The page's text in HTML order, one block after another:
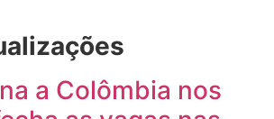
a Colômbia nos